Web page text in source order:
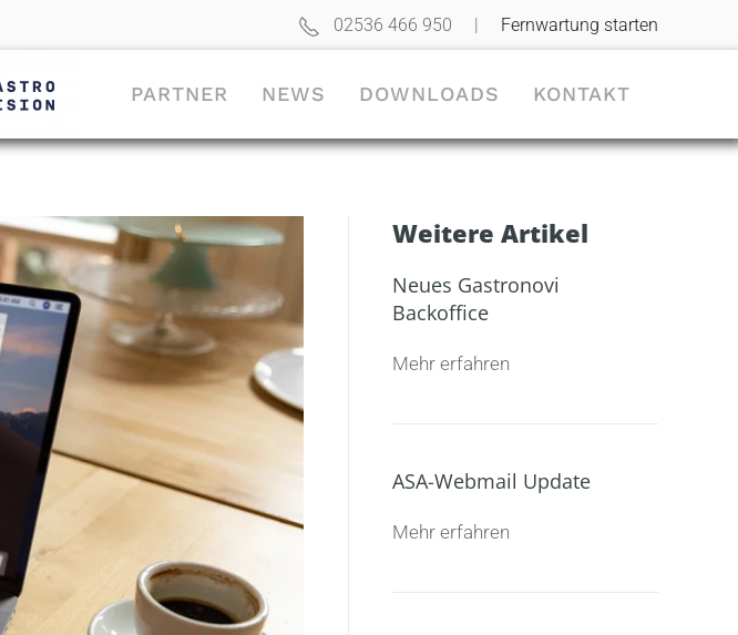
02536 466 950 | Fernwartung starten
PARTNER NEWS DOWNLOADS KONTAKT
Weitere Artikel
Neues Gastronovi
Backoffice
Mehr erfahren
ASA-Webmail Update
Mehr erfahren